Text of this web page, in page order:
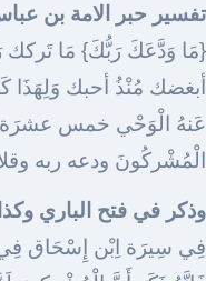
تفسير حبر الامة بن
{مَا وَدَّعَكَ رَبُّكَ} مَا تَركك
أبغضك مُنْذُ أحبك وَلِهَذَا
عَنهُ الْوَحْي خمس عشرَة
الْمُشْركُونَ ودعه ربه
وذكر في فتح الباري وكذا
فِي سِيرَة اِبْن إِسْحَاق